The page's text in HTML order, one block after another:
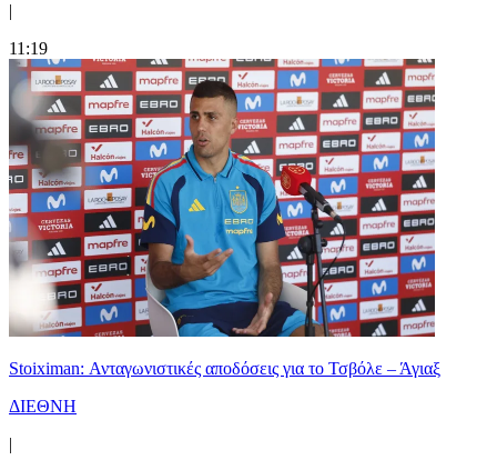
|
11:19
Stoiximan: Ανταγωνιστικές αποδόσεις για το Τσβόλε – Άγιαξ
ΔΙΕΘΝΗ
|